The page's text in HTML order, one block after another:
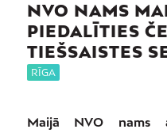
NVO NAMS
PIEDALĪTIES
TIEŠSAISTES
RĪGA
Maijā NVO nams